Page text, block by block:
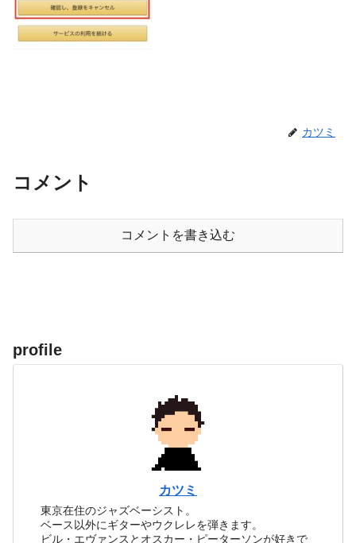
カツミ
コメント
コメントを書き込む
profile
カツミ
東京在住のジャズベーシスト。
ベース以外にギターやウクレレを弾きます。
ビル・エヴァンスとオスカー・ピーターソンが好きで